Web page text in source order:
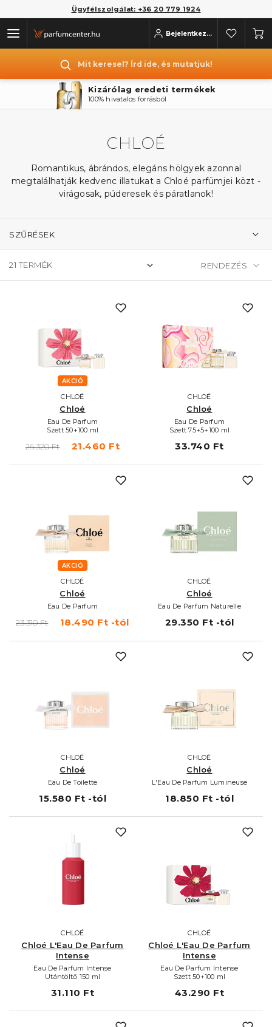
Ügyfélszolgálat: +36 20 779 1924
Bejelentkezés
Mit keresel? Írd ide, és mutatjuk!
Kizárólag eredeti termékek
100% hivatalos forrásból
CHLOÉ
Romantikus, ábrándos, elegáns hölgyek azonnal
megtalálhatják kedvenc illatukat a Chloé parfümjei közt -
virágosak, púderesek és páratlanok!
SZŰRÉSEK
21 TERMÉK
AKCIÓ
CHLOÉ
Chloé
Eau De Parfum
Szett 50+100 ml
26.320 Ft 21.460 Ft
CHLOÉ
Chloé
Eau De Parfum
Szett 75+5+100 ml
33.740 Ft
AKCIÓ
CHLOÉ
Chloé
Eau De Parfum
23.310 Ft 18.490 Ft -tól
CHLOÉ
Chloé
Eau De Parfum Naturelle
29.350 Ft -tól
CHLOÉ
Chloé
Eau De Toilette
15.580 Ft -tól
CHLOÉ
Chloé
L'Eau De Parfum Lumineuse
18.850 Ft -tól
CHLOÉ
Chloé L'Eau De Parfum
Intense
Eau De Parfum Intense
Utántöltő 150 ml
31.110 Ft
CHLOÉ
Chloé L'Eau De Parfum
Intense
Eau De Parfum Intense
Szett 50+100 ml
43.290 Ft